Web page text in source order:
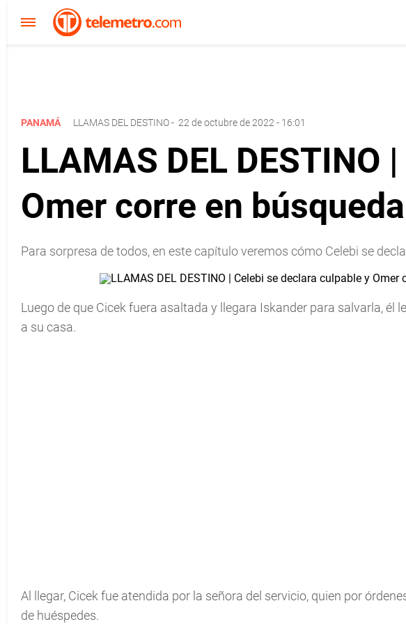
PANAMÁ LLAMAS DEL DESTINO- 22 de octubre de 2022 - 16:01
LLAMAS DEL
Omer corre en
Para sorpresa de todos, en este capítulo veremos cómo Celebi se
Luego de que Cicek fuera asaltada y llegara Iskander para salvarla, él
a su casa.
Al llegar, Cicek fue atendida por la señora del servicio, quien por
de huéspedes.